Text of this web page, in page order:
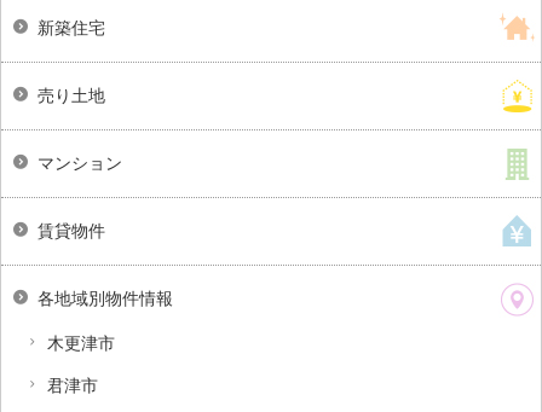
新築住宅
売り土地
マンション
賃貸物件
各地域別物件情報
木更津市
君津市